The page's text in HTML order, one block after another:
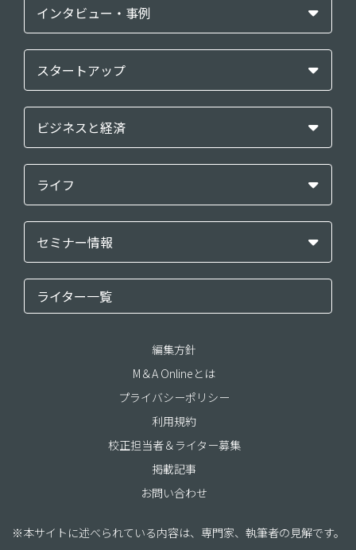
インタビュー・事例
スタートアップ
ビジネスと経済
ライフ
セミナー情報
ライター一覧
編集方針
M＆A Onlineとは
プライバシーポリシー
利用規約
校正担当者＆ライター募集
掲載記事
お問い合わせ
※本サイトに述べられている内容は、専門家、執筆者の見解です。